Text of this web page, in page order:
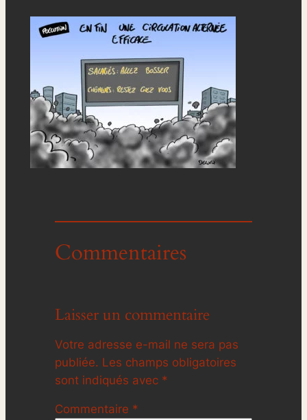
Commentaires
Laisser un commentaire
Votre adresse e-mail ne sera pas
publiée. Les champs obligatoires
sont indiqués avec *
Commentaire *